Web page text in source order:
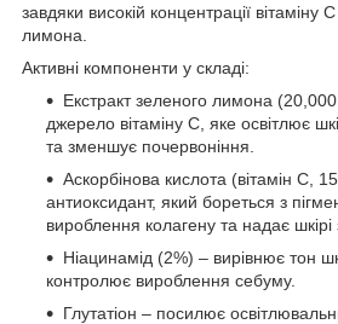
завдяки високій концентрації вітаміну
лимона.
Активні компоненти у складі:
Екстракт зеленого лимона
джерело вітаміну C, яке освітлює
та зменшує почервоніння.
Аскорбінова кислота (вітамін C,
антиоксидант, який бореться з
вироблення колагену та надає шкірі
Ніацинамід (2%) – вирівнює тон
контролює вироблення себуму.
Глутатіон – посилює